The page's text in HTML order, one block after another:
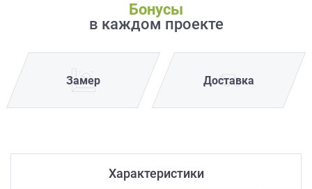
Бонусы
в каждом проекте
Замер Доставка
Характеристики